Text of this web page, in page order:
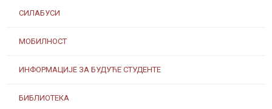
СИЛАБУСИ
МОБИЛНОСТ
ИНФОРМАЦИЈЕ ЗА БУДУЋЕ СТУДЕНТЕ
БИБЛИОТЕКА